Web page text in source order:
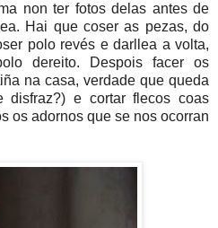
non ter fotos delas antes de
Hai que coser as pezas, do
polo revés e darllea a volta,
dereito. Despois facer os
na casa, verdade que queda
disfraz?) e cortar flecos coas
os adornos que se nos ocorran